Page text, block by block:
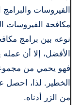
الفيروسات
مكافحة الفيروسات
نوعه بين برامج
الأفضل، إلا أن
فهو يحمي من
من الزر أدناه.